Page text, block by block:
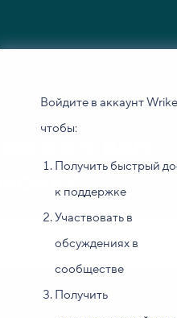
Войдите в аккаунт
чтобы:
Получить быстрый
к поддержке
Участвовать в
обсуждениях в
сообществе
Получить
вам